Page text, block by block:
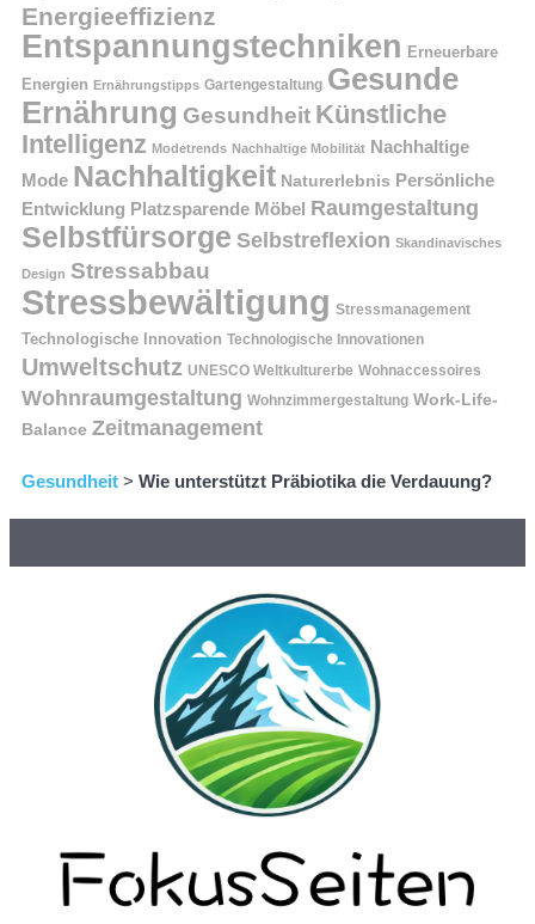
Energieeffizienz
Entspannungstechniken Erneuerbare
Energien Ernährungstipps Gartengestaltung Gesunde
Ernährung Gesundheit Künstliche
Intelligenz Modetrends Nachhaltige Mobilität Nachhaltige
Mode Nachhaltigkeit Naturerlebnis Persönliche
Entwicklung Platzsparende Möbel Raumgestaltung
Selbstfürsorge Selbstreflexion Skandinavisches
Design Stressabbau
Stressbewältigung Stressmanagement
Technologische Innovation Technologische Innovationen
Umweltschutz UNESCO Weltkulturerbe Wohnaccessoires
Wohnraumgestaltung Wohnzimmergestaltung Work-Life-
Balance Zeitmanagement
Gesundheit > Wie unterstützt Präbiotika die Verdauung?